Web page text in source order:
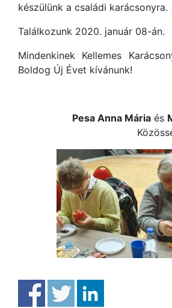
készülünk a családi karácsonyra.
Találkozunk 2020. január 08-án.
Mindenkinek Kellemes
Boldog Új Évet kívánunk!
Pesa Anna Mária és